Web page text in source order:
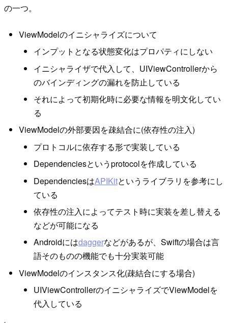
の一つ。
ViewModelのイニシャライズについて
インプットとなる状態変化はプロパティにしない
イニシャライザで代入して、UIViewControllerから
のバインディングの漏れを防止している
それによって初期化時に必要な情報を明文化してい
る
ViewModelの外部要因を疎結合に(依存性の注入)
プロトコルに依存する形で実装している
Dependenciesというprotocolを作成している
DependenciesはAPIKitというライブラリを参考にし
ている
依存性の注入によってテスト時に実装を差し替える
などが可能になる
Androidにはdaggerなどがあるが、Swiftの場合は言
語そのものの機能でも十分実装可能
ViewModelのインスタンス化(疎結合にする場合)
UIViewControllerのイニシャライズでViewModelを
代入している